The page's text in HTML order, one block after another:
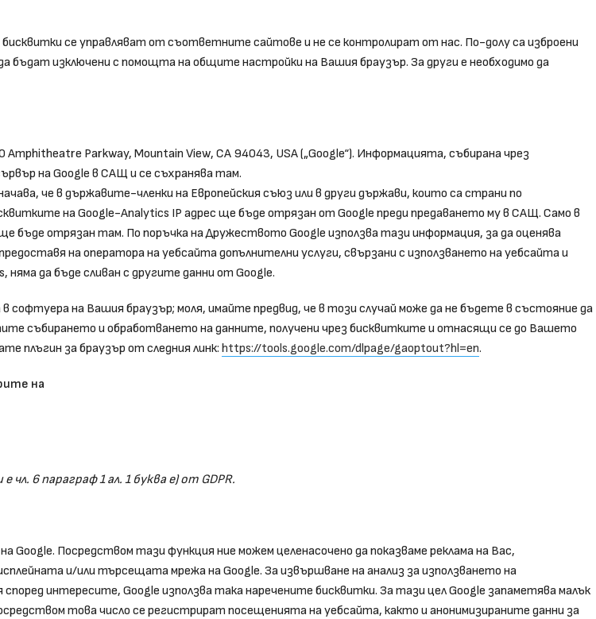
се управляват от съответните сайтове и не се контролират от нас. По-долу са изброени
изключени с помощта на общите настройки на Вашия браузър. За други е необходимо да
Parkway, Mountain View, CA 94043, USA („Google“). Информацията, събирана чрез
на Google в САЩ и се съхранява там.
че в държавите-членки на Европейския съюз или в други държави, които са страни по
на Google-Analytics IP адрес ще бъде отрязан от Google преди предаването му в САЩ. Само в
бъде отрязан там. По поръчка на Дружеството Google използва тази информация, за да оценява
на оператора на уебсайта допълнителни услуги, свързани с използването на уебсайта и
да бъде сливан с другите данни от Google.
на Вашия браузър; моля, имайте предвид, че в този случай може да не бъдете в състояние да
събирането и обработването на данните, получени чрез бисквитките и отнасящи се до Вашето
плъгин за браузър от следния линк: https://tools.google.com/dlpage/gaoptout?hl=en.
на
6 параграф 1 ал. 1 буква е) от GDPR.
Google. Посредством тази функция ние можем целенасочено да показваме реклама на Вас,
и/или търсещата мрежа на Google. За извършване на анализ за използването на
интересите, Google използва така наречените бисквитки. За тази цел Google запаметява малък
това число се регистрират посещенията на уебсайта, както и анонимизираните данни за